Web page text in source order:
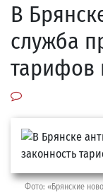
В
служба
тарифов
Фото: «Брянские